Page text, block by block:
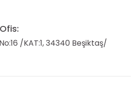
/KAT:1, 34340 Beşiktaş/